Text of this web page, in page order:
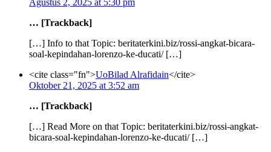
Agustus 2, 2025 at 5:30 pm
… [Trackback]
[…] Info to that Topic: beritaterkini.biz/rossi-angkat-bicara-
soal-kepindahan-lorenzo-ke-ducati/ […]
<cite class="fn">UoBilad Alrafidain</cite>
Oktober 21, 2025 at 3:52 am
… [Trackback]
[…] Read More on that Topic: beritaterkini.biz/rossi-angkat-
bicara-soal-kepindahan-lorenzo-ke-ducati/ […]